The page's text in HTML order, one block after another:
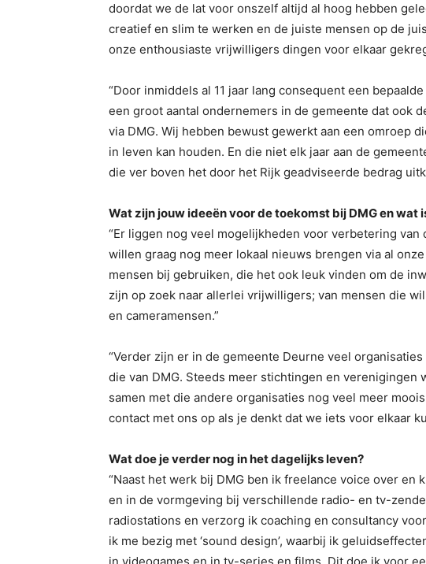
doordat we de lat voor onszelf altijd al hoog hebben
creatief en slim te werken en de juiste mensen op de
onze enthousiaste vrijwilligers dingen voor elkaar
“Door inmiddels al 11 jaar lang consequent een
een groot aantal ondernemers in de gemeente dat ook
via DMG. Wij hebben bewust gewerkt aan een omroep
in leven kan houden. En die niet elk jaar aan de
die ver boven het door het Rijk geadviseerde bedrag
Wat zijn jouw ideeën voor de toekomst bij DMG en wat
“Er liggen nog veel mogelijkheden voor verbetering
willen graag nog meer lokaal nieuws brengen via al
mensen bij gebruiken, die het ook leuk vinden om de
zijn op zoek naar allerlei vrijwilligers; van mensen die
en cameramensen.”
“Verder zijn er in de gemeente Deurne veel
die van DMG. Steeds meer stichtingen en verenigingen
samen met die andere organisaties nog veel meer
contact met ons op als je denkt dat we iets voor elkaar
Wat doe je verder nog in het dagelijks leven?
“Naast het werk bij DMG ben ik freelance voice over
en in de vormgeving bij verschillende radio- en tv-
radiostations en verzorg ik coaching en consultancy
ik me bezig met ‘sound design’, waarbij ik